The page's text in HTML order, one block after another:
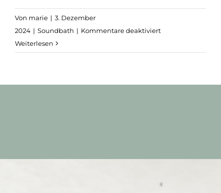
Von marie | 3. Dezember
2024 | Soundbath | Kommentare deaktiviertfür
Weiterlesen